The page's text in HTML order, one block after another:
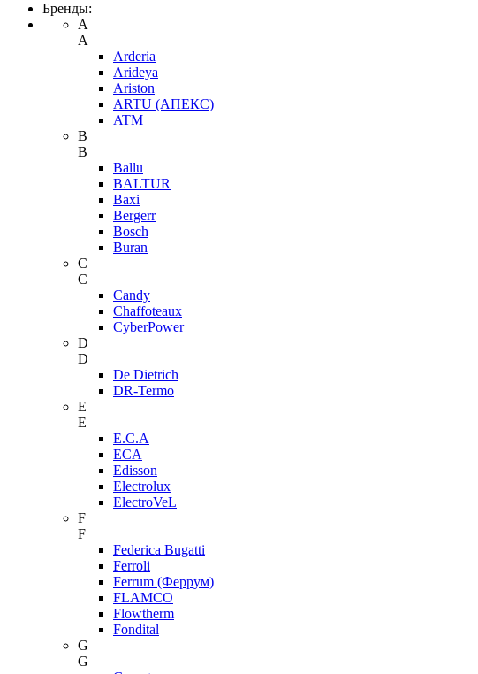
Бренды:
A
A
Arderia
Arideya
Ariston
ARTU (АПЕКС)
ATM
B
B
Ballu
BALTUR
Baxi
Bergerr
Bosch
Buran
C
C
Candy
Chaffoteaux
CyberPower
D
D
De Dietrich
DR-Termo
E
E
E.C.A
ECA
Edisson
Electrolux
ElectroVeL
F
F
Federica Bugatti
Ferroli
Ferrum (Феррум)
FLAMCO
Flowtherm
Fondital
G
G